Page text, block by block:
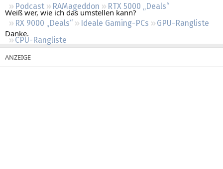
Podcast RAMageddon
RTX 5000 „Deals“
RX 9000 „Deals“
Ideale Gaming-PCs
GPU-Rangliste
CPU-Rangliste
Weiß wer, wie ich das umstellen kann?
Danke.